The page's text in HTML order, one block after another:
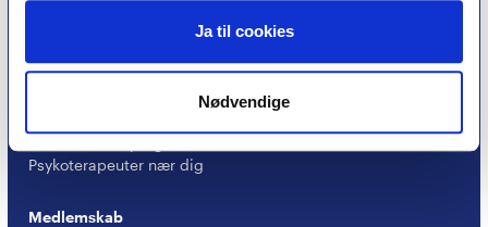
Ja til cookies
Nødvendige
Psykoterapi
Psykoterapeuter nær dig
Medlemskab